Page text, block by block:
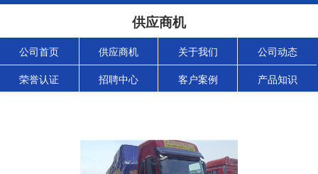
供应商机
公司首页 供应商机 关于我们 公司动态
荣誉认证 招聘中心 客户案例 产品知识